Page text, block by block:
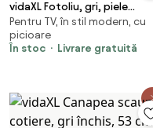
vidaXL Fotoliu, gri, piele
ecologică
Pentru TV, în stil modern, cu
picioare
În stoc
Livrare gratuită